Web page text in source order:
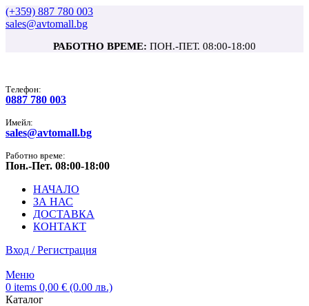
(+359) 887 780 003
sales@avtomall.bg
РАБОТНО ВРЕМЕ: ПОН.-ПЕТ. 08:00-18:00
Tелефон:
0887 780 003
Имейл:
sales@avtomall.bg
Работно време:
Пон.-Пет. 08:00-18:00
НАЧАЛО
ЗА НАС
ДОСТАВКА
КОНТАКТ
Вход / Регистрация
Меню
0 items 0,00 € (0.00 лв.)
Каталог